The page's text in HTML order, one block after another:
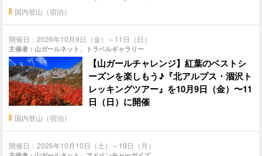
国内登山（宿泊）
開催日：2026年10月9日（金）～11日（日）
主催者：山ガールネット、トラベルギャラリー
【山ガールチャレンジ】紅葉のベストシ
ーズンを楽しもう♪『北アルプス・涸沢ト
レッキングツアー』を10月9日（金）〜11
日（日）に開催
国内登山（宿泊）
開催日：2026年10月10日（土）～19日（月）